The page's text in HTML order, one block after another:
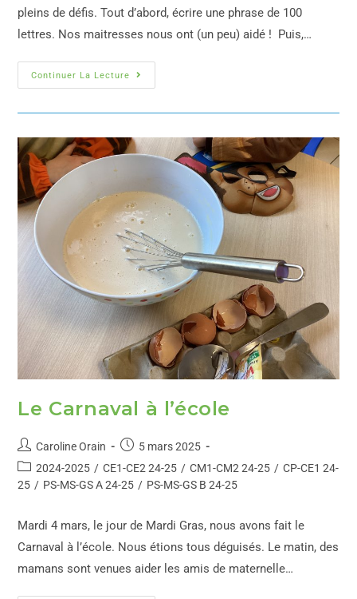
pleins de défis. Tout d’abord, écrire une phrase de 100
lettres. Nos maitresses nous ont (un peu) aidé ! Puis,…
Continuer La Lecture
Le Carnaval à l’école
Caroline Orain
5 mars 2025
2024-2025 / CE1-CE2 24-25 / CM1-CM2 24-25 / CP-CE1 24-
25 / PS-MS-GS A 24-25 / PS-MS-GS B 24-25
Mardi 4 mars, le jour de Mardi Gras, nous avons fait le
Carnaval à l’école. Nous étions tous déguisés. Le matin, des
mamans sont venues aider les amis de maternelle…